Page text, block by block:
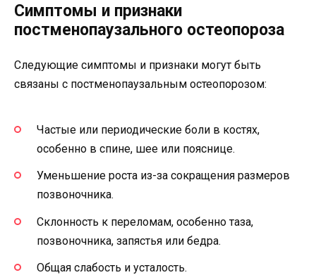
Симптомы и признаки
постменопаузального остеопороза
Следующие симптомы и признаки могут быть
связаны с постменопаузальным остеопорозом:
Частые или периодические боли в костях,
особенно в спине, шее или пояснице.
Уменьшение роста из-за сокращения размеров
позвоночника.
Склонность к переломам, особенно таза,
позвоночника, запястья или бедра.
Общая слабость и усталость.